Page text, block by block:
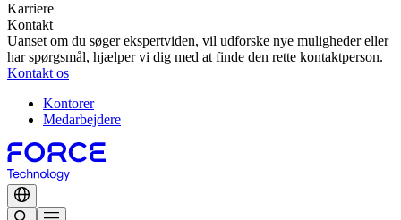
Karriere
Kontakt
Uanset om du søger ekspertviden, vil udforske nye muligheder eller
har spørgsmål, hjælper vi dig med at finde den rette kontaktperson.
Kontakt os
Kontorer
Medarbejdere